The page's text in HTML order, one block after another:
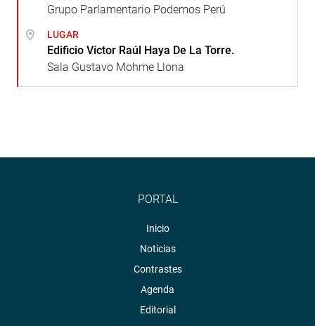
Grupo Parlamentario Podemos Perú
LUGAR
Edificio Víctor Raúl Haya De La Torre.
Sala Gustavo Mohme Llona
PORTAL
Inicio
Noticias
Contrastes
Agenda
Editorial